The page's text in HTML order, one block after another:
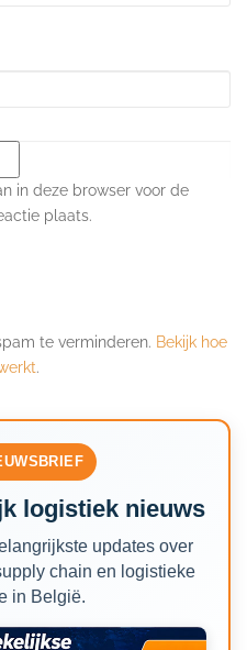
in deze browser voor de
plaats.
te verminderen. Bekijk hoe
.
logistiek nieuws
updates over
chain en logistieke
in België.